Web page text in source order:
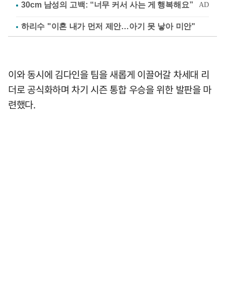
하리수 "이혼 내가 먼저 제안…아기 못 낳아 미안"
이와 동시에 김다인을 팀을 새롭게 이끌어갈 차세대 리
더로 공식화하며 차기 시즌 통합 우승을 위한 발판을 마
련했다.